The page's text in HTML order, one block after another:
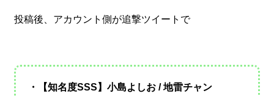
投稿後、アカウント側が追撃ツイートで
・【知名度SSS】小島よしお / 地雷チャン